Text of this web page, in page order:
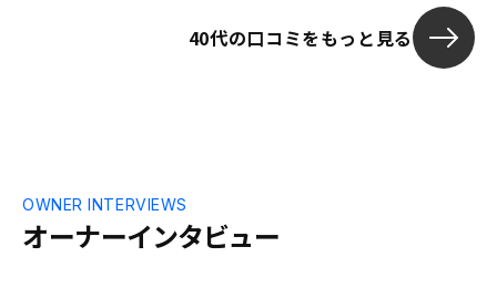
40代の口コミをもっと見る
オーナーインタビュー
OWNER INTERVIEWS